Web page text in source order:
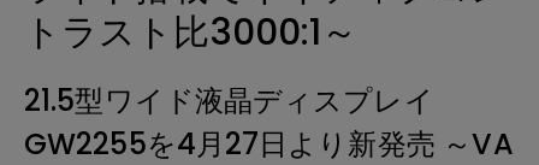
トラスト比3000:1～
21.5型ワイド液晶ディスプレイ
GW2255を4月27日より新発売 ～VA